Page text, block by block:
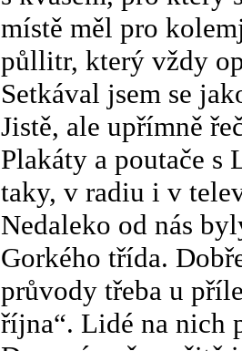
místě měl pro
půllitr, který vždy
Setkával jsem se
Jistě, ale upřímně
Plakáty a poutače
taky, v radiu i v
Nedaleko od nás
Gorkého třída.
průvody třeba u
října“. Lidé na nich